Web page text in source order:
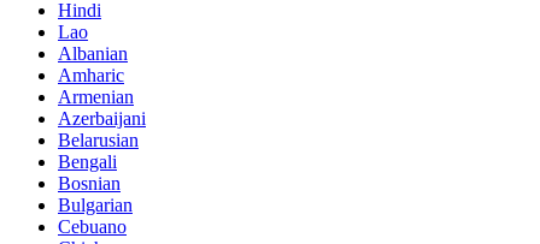
Hindi
Lao
Albanian
Amharic
Armenian
Azerbaijani
Belarusian
Bengali
Bosnian
Bulgarian
Cebuano